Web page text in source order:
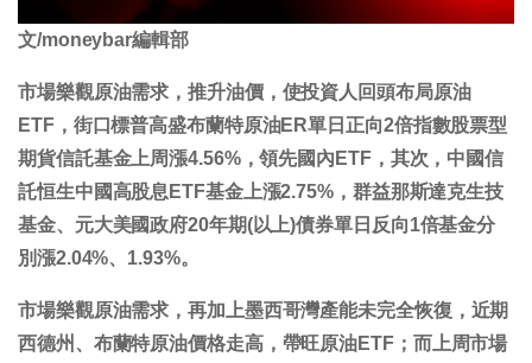
文/moneybar編輯部
市場樂觀原油需求，推升油價，使投資人回頭布局原油
ETF，街口標普高盛布蘭特原油ER單日正向2倍指數股票型
期貨信託基金上周漲4.56%，領先國內ETF，其次，中國信
託恒生中國高股息ETF基金上漲2.75%，群益那斯達克生技
基金、元大美國政府20年期(以上)債券單日反向1倍基金分
別漲2.04%、1.93%。
市場樂觀原油需求，再加上墨西哥灣產能未完全恢復，近期
西德州、布蘭特原油價格走高，帶旺原油ETF；而上周市場